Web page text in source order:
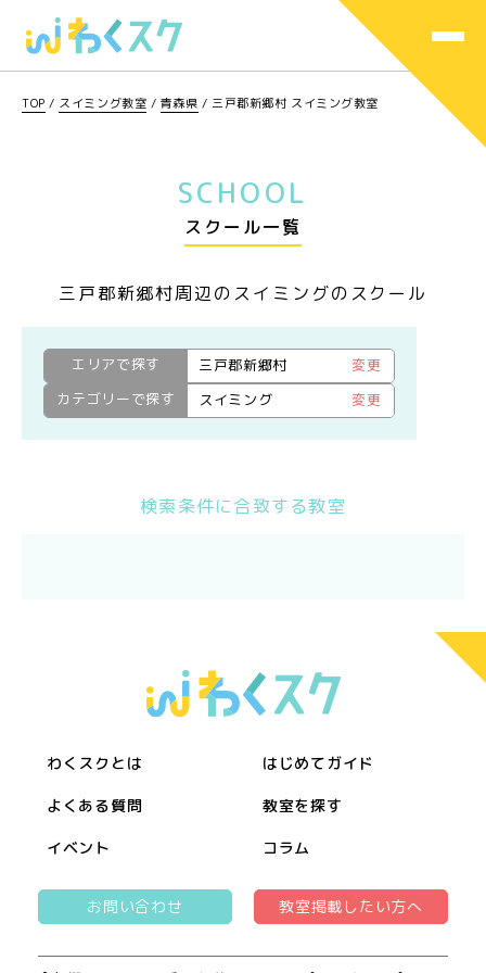
TOP / スイミング教室 / 青森県 / 三戸郡新郷村 スイミング教室
SCHOOL
スクール一覧
三戸郡新郷村周辺のスイミングのスクール
エリアで探す 三戸郡新郷村
変更
カテゴリーで探す
スイミング 変更
検索条件に合致する教室
わくスクとは はじめてガイド
よくある質問 教室を探す
イベント コラム
お問い合わせ 教室掲載したい方へ